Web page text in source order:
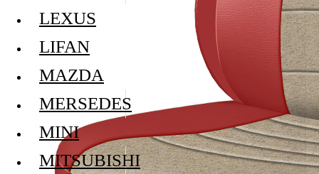
LEXUS
LIFAN
MAZDA
MERSEDES
MINI
MITSUBISHI